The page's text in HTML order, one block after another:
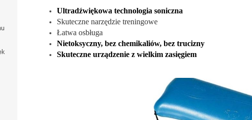
Ultradźwiękowa technologia soniczna
Skuteczne narzędzie treningowe
Łatwa osbługa
Nietoksyczny, bez chemikaliów, bez trucizny
Skuteczne urządzenie z wielkim zasięgiem